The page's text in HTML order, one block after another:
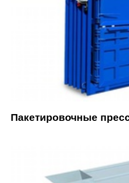
Пакетировочные